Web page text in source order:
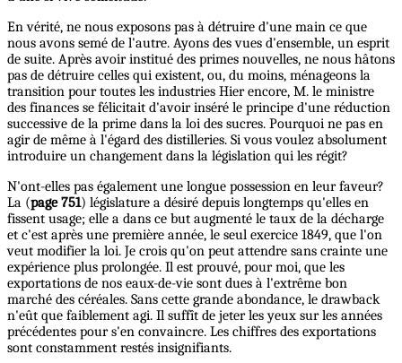
En vérité, ne nous exposons pas à détruire d'une main ce que
nous avons semé de l'autre. Ayons des vues d'ensemble, un esprit
de suite. Après avoir institué des primes nouvelles, ne nous hâtons
pas de détruire celles qui existent, ou, du moins, ménageons la
transition pour toutes les industries Hier encore, M. le ministre
des finances se félicitait d'avoir inséré le principe d'une réduction
successive de la prime dans la loi des sucres. Pourquoi ne pas en
agir de même à l'égard des distilleries. Si vous voulez absolument
introduire un changement dans la législation qui les régit?
N'ont-elles pas également une longue possession en leur faveur?
La (page 751) législature a désiré depuis longtemps qu'elles en
fissent usage; elle a dans ce but augmenté le taux de la décharge
et c'est après une première année, le seul exercice 1849, que l'on
veut modifier la loi. Je crois qu'on peut attendre sans crainte une
expérience plus prolongée. Il est prouvé, pour moi, que les
exportations de nos eaux-de-vie sont dues à l'extrême bon
marché des céréales. Sans cette grande abondance, le drawback
n'eût que faiblement agi. Il suffît de jeter les yeux sur les années
précédentes pour s'en convaincre. Les chiffres des exportations
sont constamment restés insignifiants.